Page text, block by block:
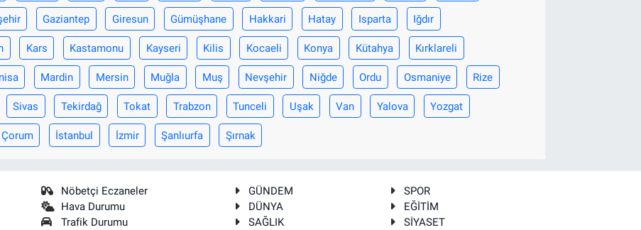
Gaziantep Giresun Gümüşhane Hakkari Hatay Isparta Iğdır
Kars Kastamonu Kayseri Kilis Kocaeli Konya Kütahya Kırklareli
Mardin Mersin Muğla Muş Nevşehir Niğde Ordu Osmaniye Rize
Sivas Tekirdağ Tokat Trabzon Tunceli Uşak Van Yalova Yozgat
Çorum İstanbul İzmir Şanlıurfa Şırnak
Nöbetçi Eczaneler
Hava Durumu
Trafik Durumu
GÜNDEM
SPOR
DÜNYA
EĞİTİM
SAĞLIK
SİYASET